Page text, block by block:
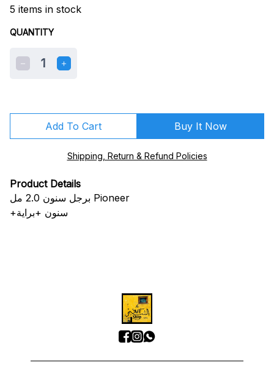
5 items in stock
QUANTITY
1
Add To Cart Buy It Now
Shipping, Return & Refund Policies
Product Details
برجل سنون 2.0 مل Pioneer